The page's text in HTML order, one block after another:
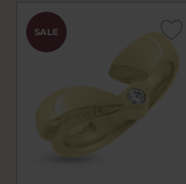
Design og glæd en,
SALE